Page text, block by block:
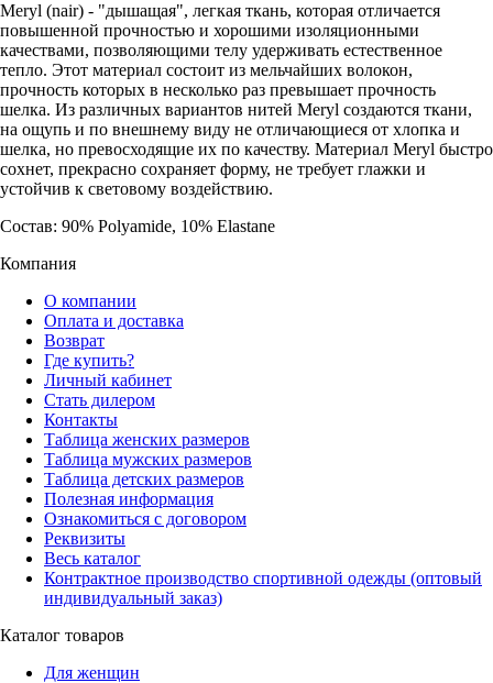
Meryl (nair) - "дышащая", легкая ткань, которая отличается
повышенной прочностью и хорошими изоляционными
качествами, позволяющими телу удерживать естественное
тепло. Этот материал состоит из мельчайших волокон,
прочность которых в несколько раз превышает прочность
шелка. Из различных вариантов нитей Meryl создаются ткани,
на ощупь и по внешнему виду не отличающиеся от хлопка и
шелка, но превосходящие их по качеству. Материал Meryl быстро
сохнет, прекрасно сохраняет форму, не требует глажки и
устойчив к световому воздействию.
Состав: 90% Polyamide, 10% Elastane
Компания
О компании
Оплата и доставка
Возврат
Где купить?
Личный кабинет
Стать дилером
Контакты
Таблица женских размеров
Таблица мужских размеров
Таблица детских размеров
Полезная информация
Ознакомиться с договором
Реквизиты
Весь каталог
Контрактное производство спортивной одежды (оптовый
индивидуальный заказ)
Каталог товаров
Для женщин